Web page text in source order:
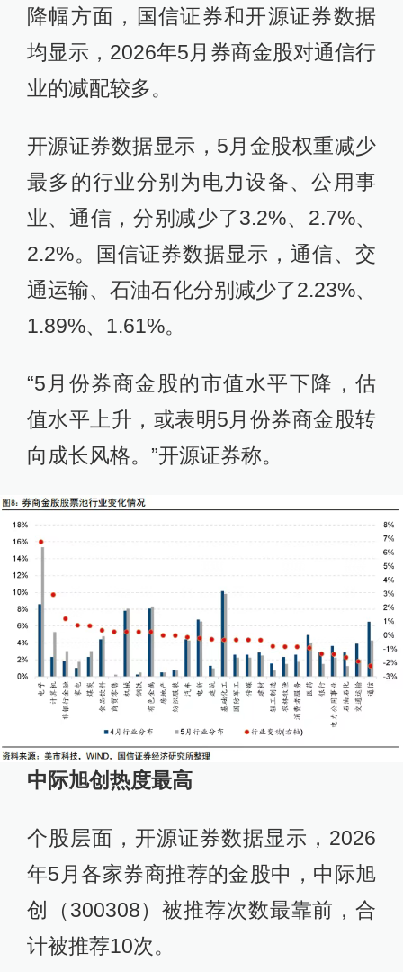
降幅方面，国信证券和开源证券数据
均显示，2026年5月券商金股对通信行
业的减配较多。
开源证券数据显示，5月金股权重减少
最多的行业分别为电力设备、公用事
业、通信，分别减少了3.2%、2.7%、
2.2%。国信证券数据显示，通信、交
通运输、石油石化分别减少了2.23%、
1.89%、1.61%。
“5月份券商金股的市值水平下降，估
值水平上升，或表明5月份券商金股转
向成长风格。”开源证券称。
中际旭创热度最高
个股层面，开源证券数据显示，2026
年5月各家券商推荐的金股中，中际旭
创（300308）被推荐次数最靠前，合
计被推荐10次。